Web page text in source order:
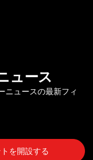
ュース
ニュースの最新フィ